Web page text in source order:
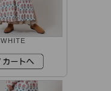
WHITE